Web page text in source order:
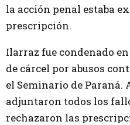
la acción penal estaba
prescripción.
Ilarraz fue condenado en
de cárcel por abusos
el Seminario de Paraná.
adjuntaron todos los
rechazaron las